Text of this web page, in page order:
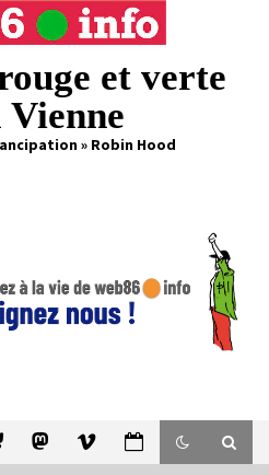
et verte
Vienne
» Robin Hood